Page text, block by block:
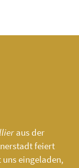
aus der
feiert
eingeladen,